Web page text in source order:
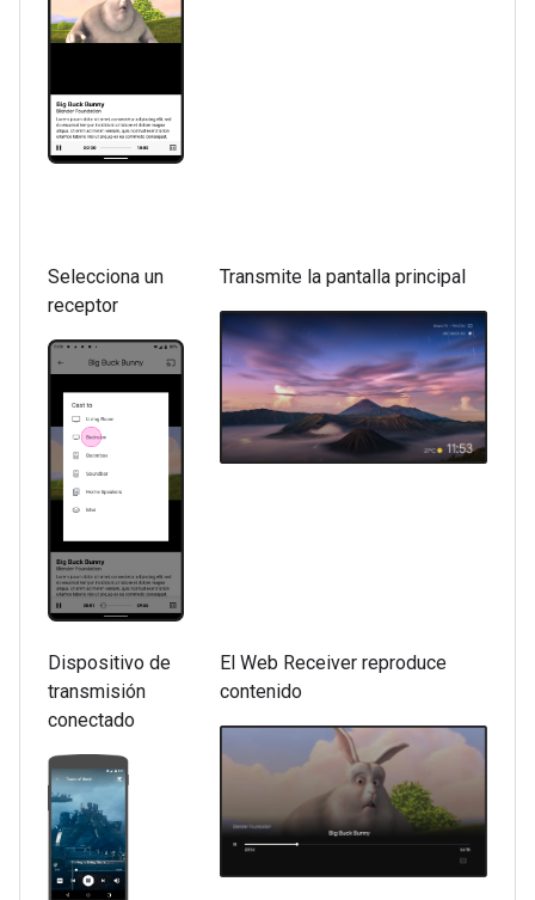
Selecciona un
receptor
Transmite la pantalla principal
Dispositivo de
transmisión
conectado
El Web Receiver reproduce
contenido